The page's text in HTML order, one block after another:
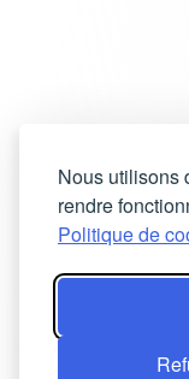
Nous utilisons
rendre
Politique de